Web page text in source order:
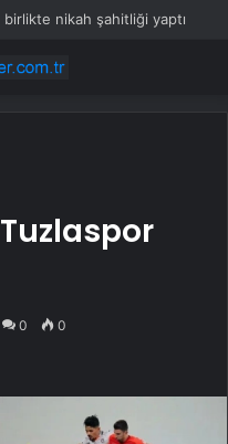
birlikte nikah şahitliği yaptı
0 0